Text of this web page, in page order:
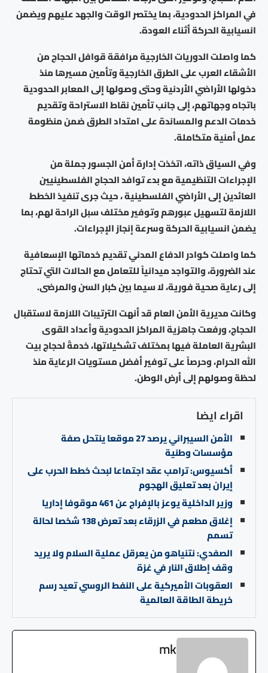
في المراكز الحدودية، بما يختصر الوقت والجهد عليهم ويضمن
انسيابية الحركة أثناء العودة.
كما واصلت الدوريات الخارجية مرافقة قوافل الحجاج من
الأشقاء العرب على الطرق الخارجية وتأمين مسيرها منذ
دخولها الأراضي الأردنية وحتى وصولها إلى المعابر الحدودية
باتجاه وجهاتهم، إلى جانب تأمين نقاط الاستراحة وتقديم
خدمات الدعم والمساندة على امتداد الطرق ضمن منظومة
عمل أمنية متكاملة.
وفي السياق ذاته، اتخذت إدارة أمن الجسور جملة من
الإجراءات التنظيمية مع بدء توافد الحجاج الفلسطينيين
العائدين إلى الأراضي الفلسطينية ، حيث جرى تنفيذ الخطط
اللازمة لتسهيل عبورهم وتوفير مختلف سبل الراحة لهم، بما
يضمن انسيابية الحركة وسرعة إنجاز الإجراءات.
كما واصلت كوادر الدفاع المدني تقديم خدماتها الإسعافية
عند الضرورة، والتواجد ميدانياً للتعامل مع الحالات التي تحتاج
إلى رعاية صحية فورية، لا سيما بين كبار السن والمرضى.
وكانت مديرية الأمن العام قد أنهت الترتيبات اللازمة لاستقبال
الحجاج، ورفعت جاهزية المراكز الحدودية وأعداد القوى
البشرية العاملة فيها بمختلف تشكيلاتها، خدمةً لحجاج بيت
الله الحرام، وحرصاً على توفير أفضل مستويات الرعاية منذ
لحظة وصولهم إلى أرض الوطن.
اقراء ايضا
الأمن السيبراني يرصد 27 موقعا ينتحل صفة
مؤسسات وطنية
أكسيوس: ترامب عقد اجتماعا لبحث خطط الحرب على
إيران بعد تعليق الهجوم
وزير الداخلية يوعز بالإفراج عن 461 موقوفا إداريا
إغلاق مطعم في الزرقاء بعد تعرض 138 شخصا لحالة
تسمم
الصفدي: نتنياهو من يعرقل عملية السلام ولا يريد
وقف إطلاق النار في غزة
العقوبات الأميركية على النفط الروسي تعيد رسم
خريطة الطاقة العالمية
mk